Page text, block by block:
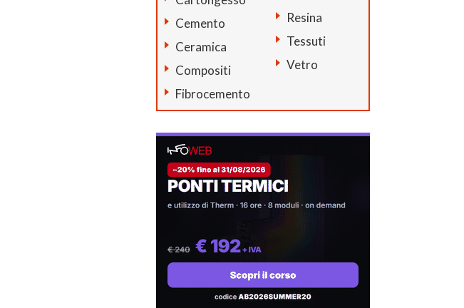
Cemento
Ceramica
Compositi
Fibrocemento
Resina
Tessuti
Vetro